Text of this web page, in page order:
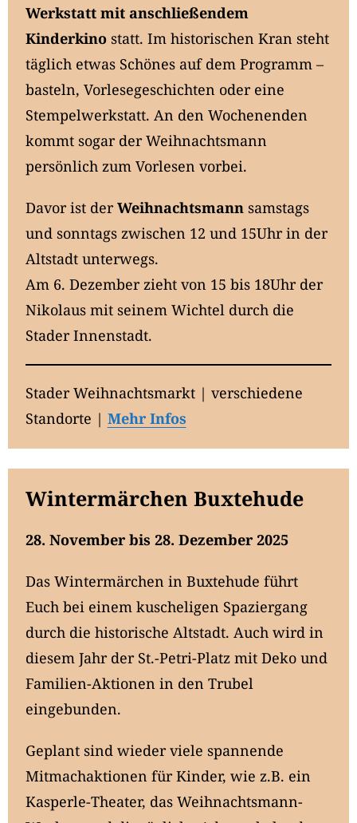
Werkstatt mit anschließendem
Kinderkinostatt. Im historischen Kran steht
täglich etwas Schönes auf dem Programm –
basteln, Vorlesegeschichten oder eine
Stempelwerkstatt. An den Wochenenden
kommt sogar der Weihnachtsmann
persönlich zum Vorlesen vorbei.
Davor ist derWeihnachtsmann samstags
und sonntags zwischen 12 und 15Uhr in der
Altstadt unterwegs.
Am 6. Dezember zieht von 15 bis 18Uhr der
Nikolaus mit seinem Wichtel durch die
Stader Innenstadt.
Stader Weihnachtsmarkt | verschiedene
Standorte | Mehr Infos
Wintermärchen Buxtehude
28. November bis 28. Dezember 2025
Das Wintermärchen in Buxtehude führt
Euch bei einem kuscheligen Spaziergang
durch die historische Altstadt. Auch wird in
diesem Jahr der St.-Petri-Platz mit Deko und
Familien-Aktionen in den Trubel
eingebunden.
Geplant sind wieder viele spannende
Mitmachaktionen für Kinder, wie z.B. ein
Kasperle-Theater, das Weihnachtsmann-